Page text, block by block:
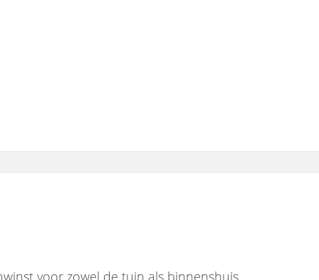
voor zowel de tuin als binnenshuis